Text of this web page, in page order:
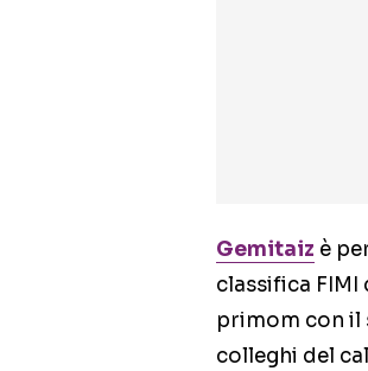
Gemitaiz è
classifica
primom con il
colleghi del